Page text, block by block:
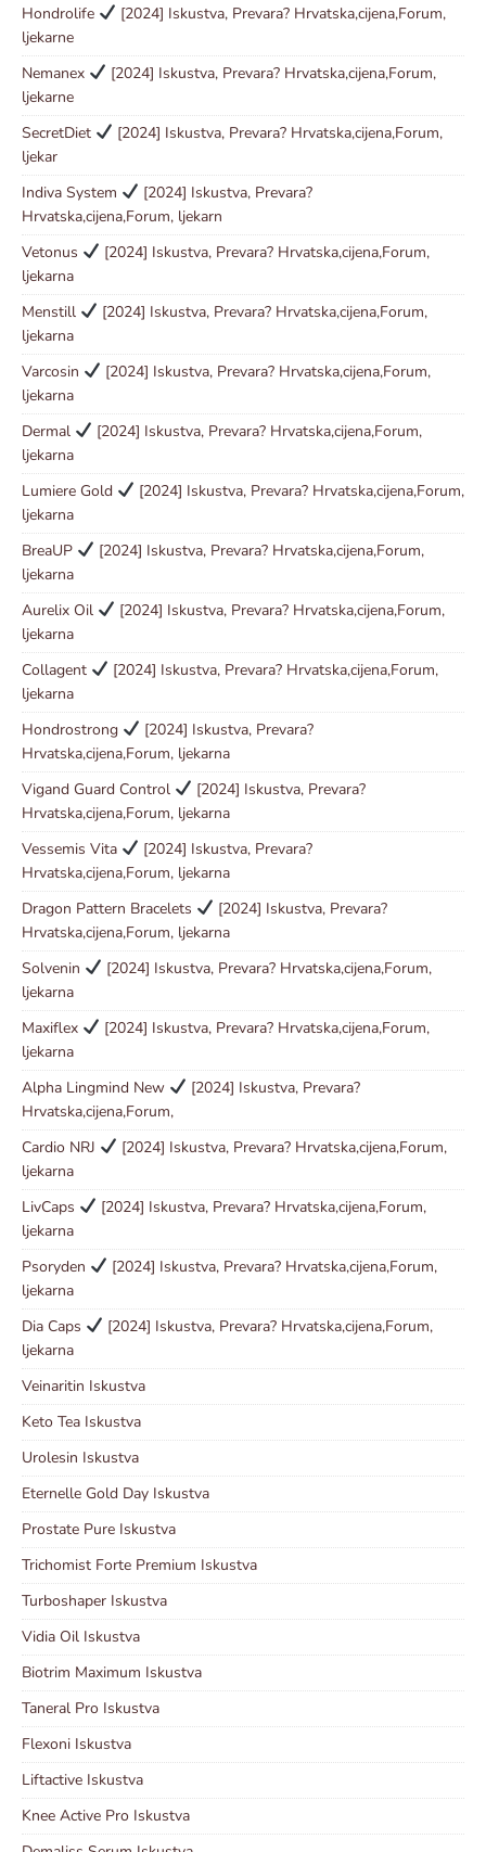
Hondrolife
[2024] Iskustva, Prevara? Hrvatska,cijena,Forum,
ljekarne
Nemanex
[2024] Iskustva, Prevara? Hrvatska,cijena,Forum,
ljekarne
SecretDiet
[2024] Iskustva, Prevara? Hrvatska,cijena,Forum,
ljekar
Indiva System
[2024] Iskustva, Prevara?
Hrvatska,cijena,Forum, ljekarn
Vetonus
[2024] Iskustva, Prevara? Hrvatska,cijena,Forum,
ljekarna
Menstill
[2024] Iskustva, Prevara? Hrvatska,cijena,Forum,
ljekarna
Varcosin
[2024] Iskustva, Prevara? Hrvatska,cijena,Forum,
ljekarna
Dermal
[2024] Iskustva, Prevara? Hrvatska,cijena,Forum,
ljekarna
Lumiere Gold
[2024] Iskustva, Prevara? Hrvatska,cijena,Forum,
ljekarna
BreaUP
[2024] Iskustva, Prevara? Hrvatska,cijena,Forum,
ljekarna
Aurelix Oil
[2024] Iskustva, Prevara? Hrvatska,cijena,Forum,
ljekarna
Collagent
[2024] Iskustva, Prevara? Hrvatska,cijena,Forum,
ljekarna
Hondrostrong
[2024] Iskustva, Prevara?
Hrvatska,cijena,Forum, ljekarna
Vigand Guard Control
[2024] Iskustva, Prevara?
Hrvatska,cijena,Forum, ljekarna
Vessemis Vita
[2024] Iskustva, Prevara?
Hrvatska,cijena,Forum, ljekarna
Dragon Pattern Bracelets
[2024] Iskustva, Prevara?
Hrvatska,cijena,Forum, ljekarna
Solvenin
[2024] Iskustva, Prevara? Hrvatska,cijena,Forum,
ljekarna
Maxiflex
[2024] Iskustva, Prevara? Hrvatska,cijena,Forum,
ljekarna
Alpha Lingmind New
[2024] Iskustva, Prevara?
Hrvatska,cijena,Forum,
Cardio NRJ
[2024] Iskustva, Prevara? Hrvatska,cijena,Forum,
ljekarna
LivCaps
[2024] Iskustva, Prevara? Hrvatska,cijena,Forum,
ljekarna
Psoryden
[2024] Iskustva, Prevara? Hrvatska,cijena,Forum,
ljekarna
Dia Caps
[2024] Iskustva, Prevara? Hrvatska,cijena,Forum,
ljekarna
Veinaritin Iskustva
Keto Tea Iskustva
Urolesin Iskustva
Eternelle Gold Day Iskustva
Prostate Pure Iskustva
Trichomist Forte Premium Iskustva
Turboshaper Iskustva
Vidia Oil Iskustva
Biotrim Maximum Iskustva
Taneral Pro Iskustva
Flexoni Iskustva
Liftactive Iskustva
Knee Active Pro Iskustva